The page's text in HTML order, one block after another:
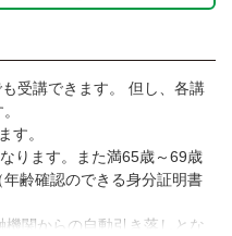
受講できます。 但し、各講
す。
ります。また満65歳～69歳
齢確認のできる身分証明書
関からの自動引き落しとな